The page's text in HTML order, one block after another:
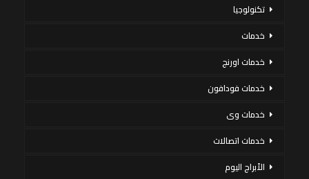
تكنولوجيا
خدمات
خدمات اورنج
خدمات فودافون
خدمات وى
خدمات اتصالات
الأبراج اليوم